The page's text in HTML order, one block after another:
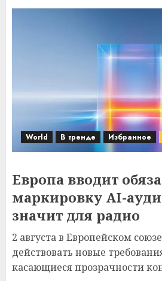
World В тренде Избранное
Европа вводит
маркировку AI-
значит для радио
2 августа в Европейском
действовать новые
касающиеся прозрачности